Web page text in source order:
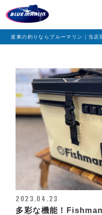
道東の釣りならブルーマリン｜当店
2023.04.23
多彩な機能！